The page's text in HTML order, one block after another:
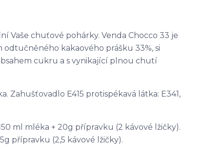
Vaše chuťové pohárky. Venda Chocco 33 je
kakaového prášku 33%, si
cukru a s vynikající plnou chutí
Zahušťovadlo E415 protispékavá látka: E341,
ml mléka + 20g přípravku (2 kávové lžičky).
přípravku (2,5 kávové lžičky).